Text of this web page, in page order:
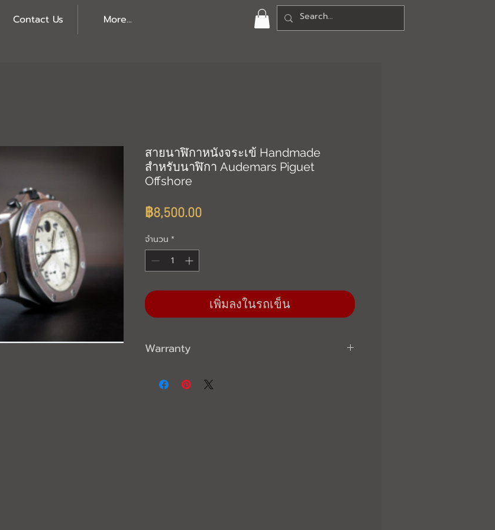
Contact Us More...
สายนาฬิกาหนังจระเข้ Handmade
สำหรับนาฬิกา Audemars Piguet
Offshore
฿8,500.00ราคา
จำนวน *
เพิ่มลงในรถเข็น
Warranty